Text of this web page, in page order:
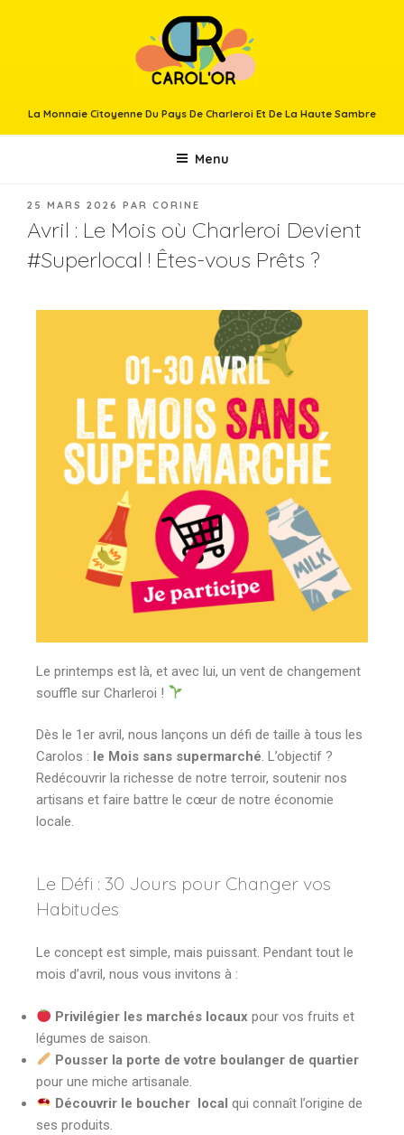
La Monnaie Citoyenne Du Pays De Charleroi Et De La Haute Sambre
Menu
25 MARS 2026 PAR CORINE
Avril : Le Mois où Charleroi Devient
#Superlocal ! Êtes-vous Prêts ?
Le printemps est là, et avec lui, un vent de changement
souffle sur Charleroi !
Dès le 1er avril, nous lançons un défi de taille à tous les
Carolos : le Mois sans supermarché. L’objectif ?
Redécouvrir la richesse de notre terroir, soutenir nos
artisans et faire battre le cœur de notre économie
locale.
Le Défi : 30 Jours pour Changer vos
Habitudes
Le concept est simple, mais puissant. Pendant tout le
mois d’avril, nous vous invitons à :
Privilégier les marchés locaux pour vos fruits et
légumes de saison.
Pousser la porte de votre boulanger de quartier
pour une miche artisanale.
Découvrir le boucher local qui connaît l’origine de
ses produits.